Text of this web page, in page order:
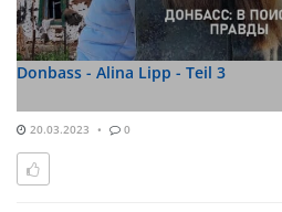
Donbass - Alina Lipp - Teil 3
20.03.2023 0